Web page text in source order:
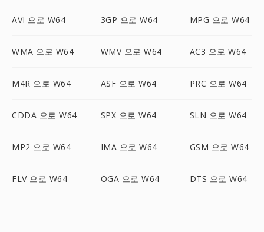
AVI 으로 W64 3GP 으로 W64 MPG 으로 W64
WMA 으로 W64 WMV 으로 W64 AC3 으로 W64
M4R 으로 W64 ASF 으로 W64 PRC 으로 W64
CDDA 으로 W64 SPX 으로 W64 SLN 으로 W64
MP2 으로 W64 IMA 으로 W64 GSM 으로 W64
FLV 으로 W64 OGA 으로 W64 DTS 으로 W64